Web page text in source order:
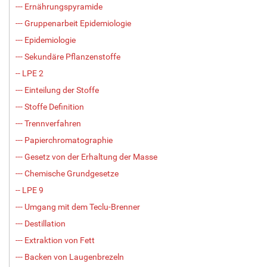
--- Ernährungspyramide
--- Gruppenarbeit Epidemiologie
--- Epidemiologie
--- Sekundäre Pflanzenstoffe
-- LPE 2
--- Einteilung der Stoffe
--- Stoffe Definition
--- Trennverfahren
--- Papierchromatographie
--- Gesetz von der Erhaltung der Masse
--- Chemische Grundgesetze
-- LPE 9
--- Umgang mit dem Teclu-Brenner
--- Destillation
--- Extraktion von Fett
--- Backen von Laugenbrezeln